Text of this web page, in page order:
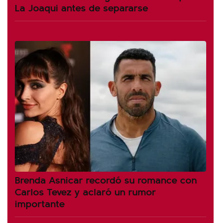
La Joaqui antes de separarse
Brenda Asnicar recordó su romance con
Carlos Tevez y aclaró un rumor
importante